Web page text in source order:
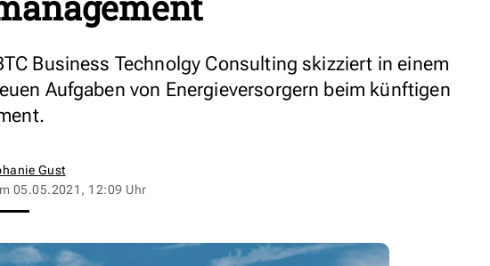
Business Technolgy Consulting skizziert in einem
Aufgaben von Energieversorgern beim künftigen
Gust
05.05.2021, 12:09 Uhr